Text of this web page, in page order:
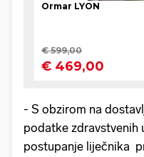
- S obzirom na
podatke zdravstvenih
postupanje liječnika